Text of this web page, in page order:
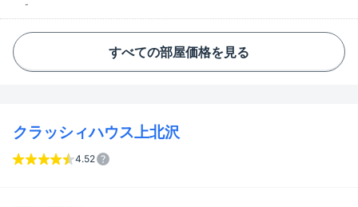
-
すべての部屋価格を見る
クラッシィハウス上北沢
4.52